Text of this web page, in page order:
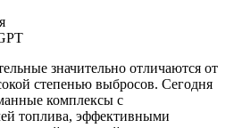
значительно отличаются от
степенью выбросов. Сегодня
комплексы с
топлива, эффективными